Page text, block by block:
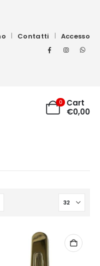
Contatti Accesso
0
Cart
€0,00